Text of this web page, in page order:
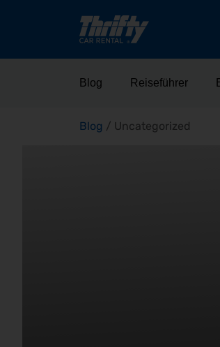
Blog Reiseführer
Blog / Uncategorized